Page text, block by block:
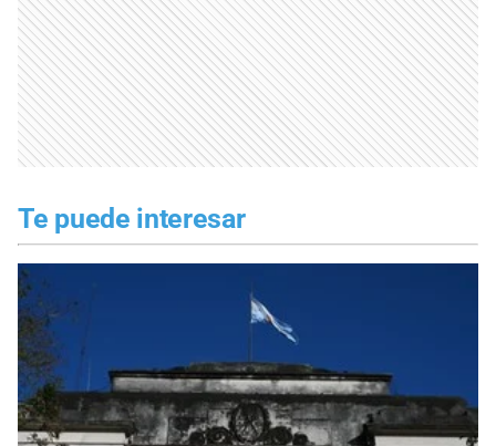
Te puede interesar